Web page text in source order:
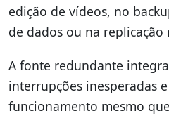
edição de vídeos, no
de dados ou na
A fonte redundante
interrupções inesperadas
funcionamento mesmo